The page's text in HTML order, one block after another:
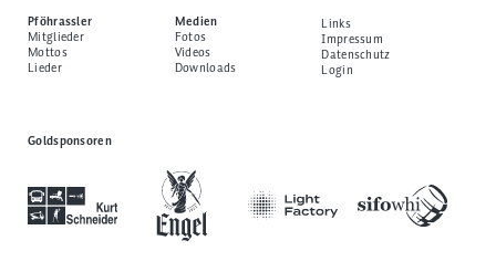
Pföhrassler
Mitglieder
Mottos
Lieder
Medien
Fotos
Videos
Downloads
Links
Impressum
Datenschutz
Login
Goldsponsoren